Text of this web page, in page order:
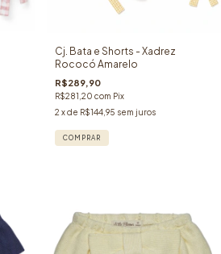
Cj. Bata e Shorts - Xadrez
Rococó Amarelo
R$289,90
R$281,20 com Pix
2 x de R$144,95 sem juros
COMPRAR